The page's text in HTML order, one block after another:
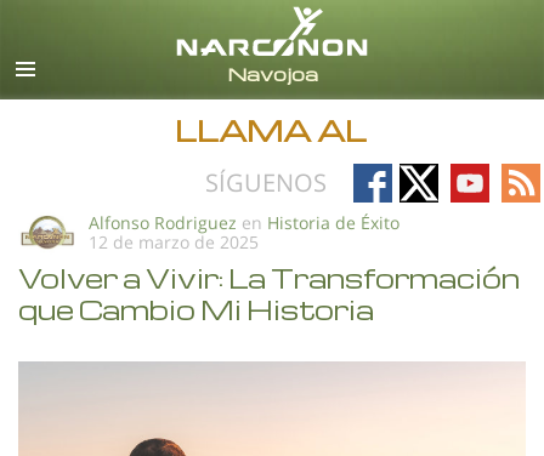
Español
Todas las Regiones/Idiomas
LLAMA AL
SÍGUENOS
Follow
on
Follow
on
Follow
on
on
Alfonso Rodriguez en Historia de Éxito
12 de marzo de 2025
Volver a Vivir: La Transformación
que Cambio Mi Historia